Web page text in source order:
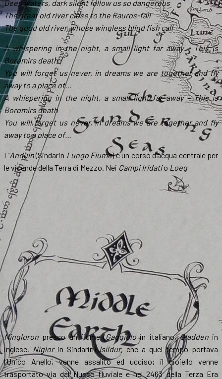
Deep waters, dark silent follow us so dangerous
The great old river close to the Rauros-fall
The good old river, whose wingless blind fish call
A whispering in the night, a small light far away – This is
Boromirs death
You will forget us never, in dreams we are together and fly
away to a place of…
A whispering in the night, a small light far away – This is
Boromirs death
You will forget us never, in dreams we are together and fly
away to a place of…
L’Anduin(Sindarin Lungo Fiume) è un corso d’acqua centrale per
le vicende della Terra di Mezzo. Nei Campi Iridatio Loeg
Ningloron presso un fiume (Gaggioloin italiano,Gladdenin
inglese, Niglorin Sindarin)Isildur, che a quel tempo portava
l’Unico Anello, venne assalito ed ucciso; il gioiello venne
trasportato via dal flusso fluviale e nel 2463 della Terza Era